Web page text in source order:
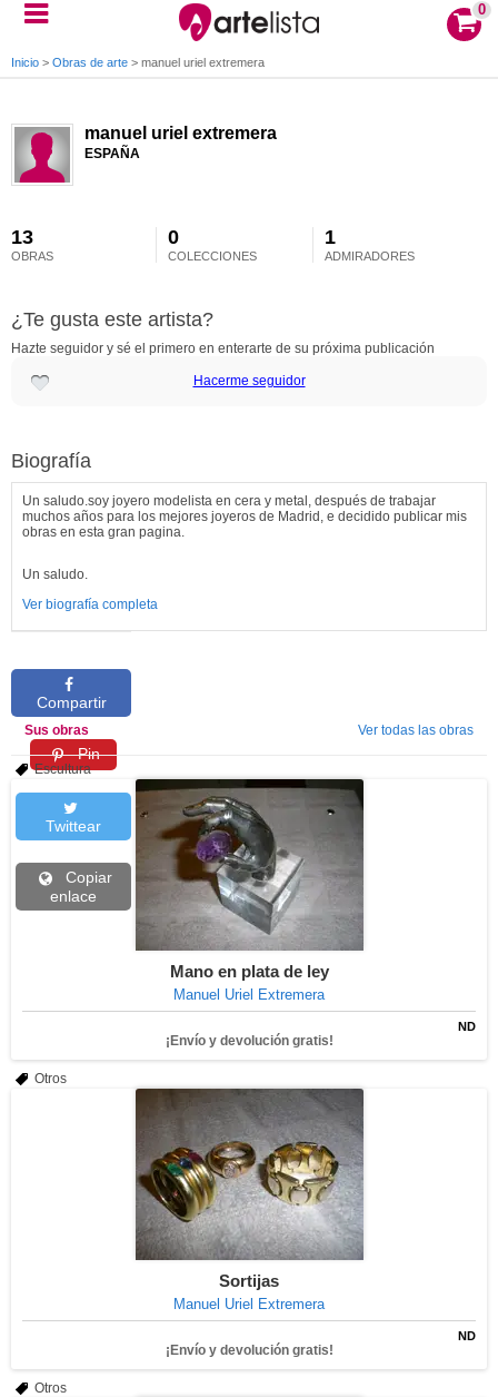
0
Inicio > Obras de arte > manuel uriel extremera
manuel uriel extremera
ESPAÑA
13
OBRAS
0
COLECCIONES
1
ADMIRADORES
¿Te gusta este artista?
Hazte seguidor y sé el primero en enterarte de su próxima publicación
Hacerme seguidor
Biografía
Un saludo.soy joyero modelista en cera y metal, después de trabajar
muchos años para los mejores joyeros de Madrid, e decidido publicar mis
obras en esta gran pagina.
Un saludo.
Ver biografía completa
Compartir
Pin
Twittear
Copiar
enlace
Sus obras Ver todas las obras
Escultura
Mano en plata de ley
Manuel Uriel Extremera
ND
¡Envío y devolución gratis!
Otros
Sortijas
Manuel Uriel Extremera
ND
¡Envío y devolución gratis!
Otros